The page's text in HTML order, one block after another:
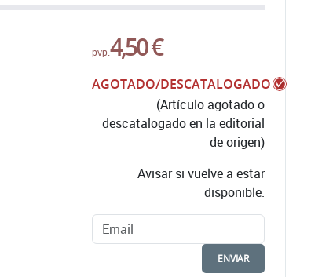
pvp.4,50 €
AGOTADO/DESCATALOGADO
(Artículo agotado o
descatalogado en la editorial
de origen)
Avisar si vuelve a estar
disponible.
ENVIAR